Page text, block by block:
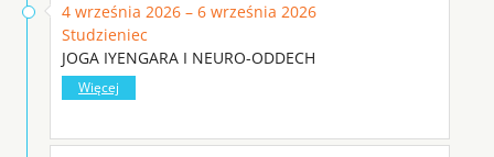
4 września 2026 – 6 września 2026
Studzieniec
JOGA IYENGARA I NEURO-ODDECH
Więcej